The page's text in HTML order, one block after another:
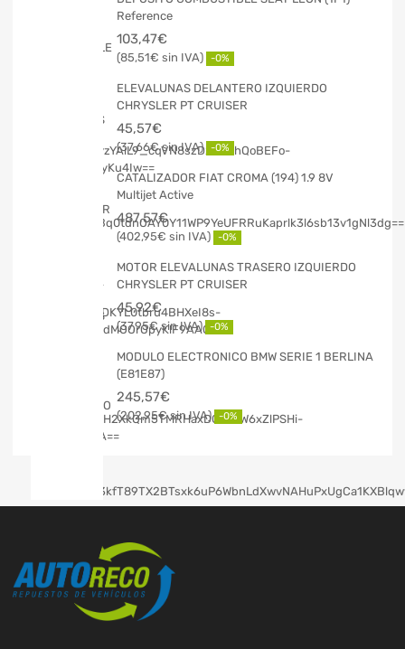
Reference
103,47€
85,51€ -0%
ELEVALUNAS DELANTERO IZQUIERDO
CHRYSLER PT CRUISER
45,57€
37,66€ -0%
CATALIZADOR FIAT CROMA (194) 1.9 8V
Multijet Active
487,57€
402,95€ -0%
MOTOR ELEVALUNAS TRASERO IZQUIERDO
CHRYSLER PT CRUISER
45,92€
37,95€ -0%
MODULO ELECTRONICO BMW SERIE 1 BERLINA
(E81E87)
245,57€
202,95€ -0%